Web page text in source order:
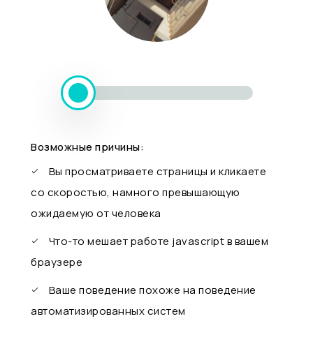
Возможные причины:
Вы просматриваете страницы и кликаете
со скоростью, намного превышающую
ожидаемую от человека
Что-то мешает работе javascript в вашем
браузере
Ваше поведение похоже на поведение
автоматизированных систем